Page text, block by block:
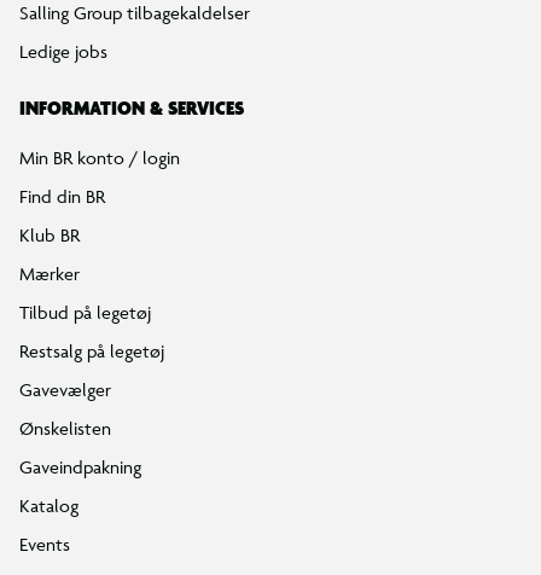
Salling Group tilbagekaldelser
Ledige jobs
INFORMATION & SERVICES
Min BR konto / login
Find din BR
Klub BR
Mærker
Tilbud på legetøj
Restsalg på legetøj
Gavevælger
Ønskelisten
Gaveindpakning
Katalog
Events